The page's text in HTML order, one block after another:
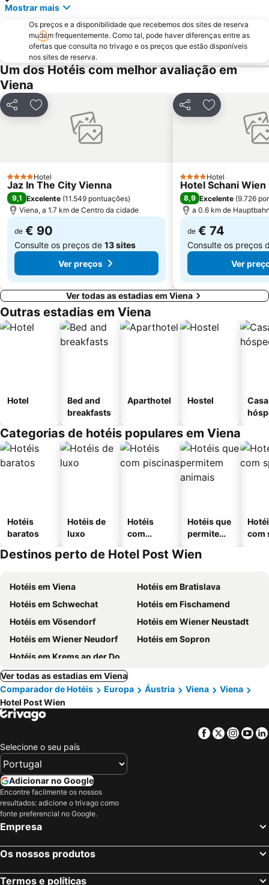
Vienna City Marathon
Leopoldstraße
Hafen Freudenau
Bahnhof Wien Praterstern
Ocean Park - Family Entertainment Center
Palácio de Schönbrunn
Musikverein
Spittelberg
Silvesterpfad
Biblioteca Nacional da Áustria
Prater
Reed Messe Wien
Freyung
MQ Museumsquartier
Wiener U-Bahn
Gasometer
Favoriten
Hernals
Mostrar mais
Os preços e a disponibilidade que recebemos dos sites de reserva
mudam frequentemente. Como tal, pode haver diferenças entre as
ofertas que consulta no trivago e os preços que estão disponíveis
nos sites de reserva.
Um dos Hotéis com melhor avaliação em
Viena
PartilharAdicionar aos favoritos
4 Estrelas
Hotel
Jaz In The City Vienna
9,1 Excelente (11.549 pontuações)
Viena, a 1.7 km de Centro da cidade
de € 90
Consulte os preços de 13 sites
Ver preços
PartilharAdicionar
4 Estrelas
Hotel
Hotel Schani
8,9 Excelente (9.726
a 0.6 km de
de € 74
Consulte os preços
Ver
Ver todas as estadias em Viena
Outras estadias em Viena
Hotel
Bed and
breakfasts
Aparthotel Hostel
Categorias de hotéis populares em Viena
Hotéis
baratos
Hotéis de
luxo
Hotéis
com
Hotéis que
permitem
com
Destinos perto de Hotel Post Wien
Hotéis em Viena
Hotéis em Bratislava
Hotéis em Schwechat
Hotéis em Fischamend
Hotéis em Vösendorf
Hotéis em Wiener Neustadt
Hotéis em Wiener Neudorf
Hotéis em Sopron
Hotéis em Krems an der Donau
Ver todas as estadias em Viena
Comparador de Hotéis
Europa Áustria Viena
Viena
Hotel Post Wien
Facebook
Twitter
Selecione o seu país
Adicionar no Google
Encontre facilmente os nossos
resultados: adicione o trivago como
fonte preferencial no Google.
Empresa
Os nossos produtos
Termos e políticas